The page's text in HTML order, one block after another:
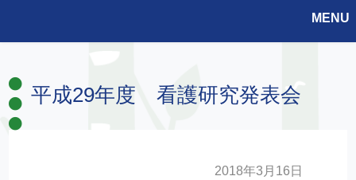
MENU
平成29年度 看護研究発表会
2018年3月16日